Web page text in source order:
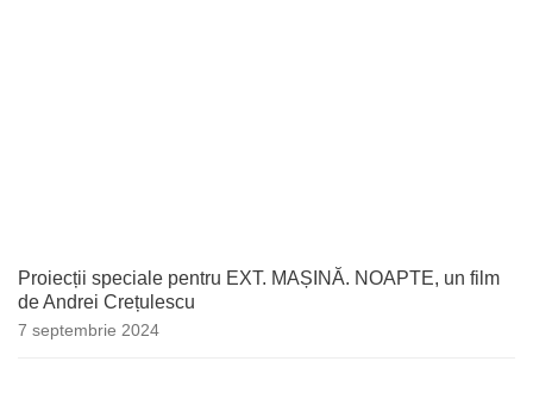
Proiecții speciale pentru EXT. MAȘINĂ. NOAPTE, un film
de Andrei Crețulescu
7 septembrie 2024